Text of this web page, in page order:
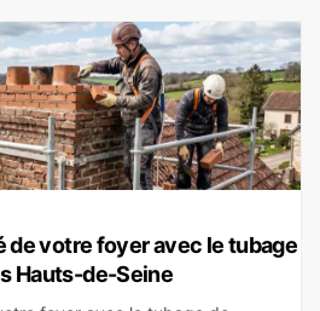
de votre foyer avec le tubage
Hauts-de-Seine